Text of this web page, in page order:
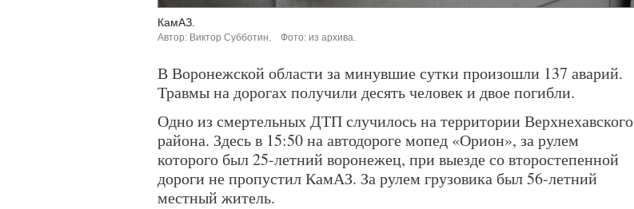
КамАЗ.
Автор: Виктор Субботин. Фото: из архива.
В Воронежской области за минувшие сутки произошли 137 аварий.
Травмы на дорогах получили десять человек и двое погибли.
Одно из смертельных ДТП случилось на территории Верхнехавского
района. Здесь в 15:50 на автодороге мопед «Орион», за рулем
которого был 25-летний воронежец, при выезде со второстепенной
дороги не пропустил КамАЗ. За рулем грузовика был 56-летний
местный житель.